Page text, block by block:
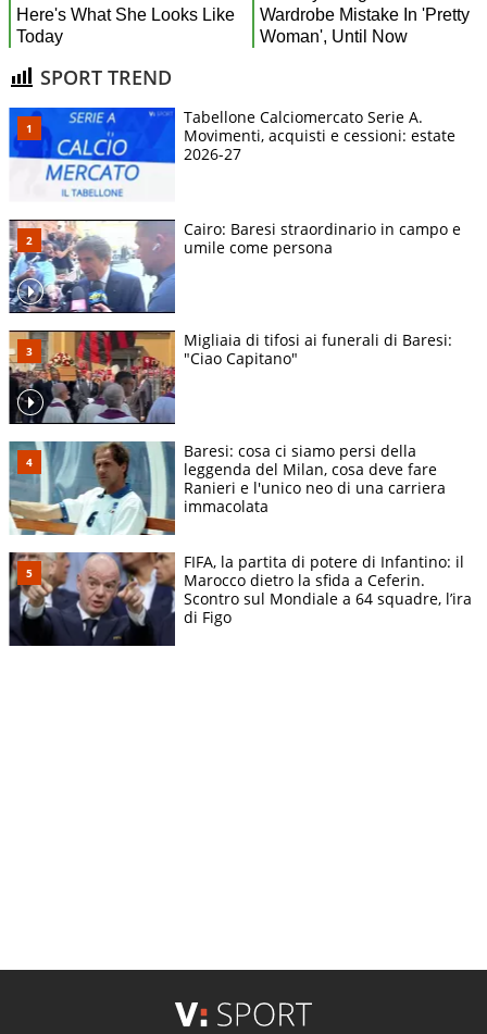
SPORT TREND
Tabellone Calciomercato Serie A.
Movimenti, acquisti e cessioni: estate
2026-27
Cairo: Baresi straordinario in campo e
umile come persona
Migliaia di tifosi ai funerali di Baresi:
"Ciao Capitano"
Baresi: cosa ci siamo persi della
leggenda del Milan, cosa deve fare
Ranieri e l'unico neo di una carriera
immacolata
FIFA, la partita di potere di Infantino: il
Marocco dietro la sfida a Ceferin.
Scontro sul Mondiale a 64 squadre, l’ira
di Figo